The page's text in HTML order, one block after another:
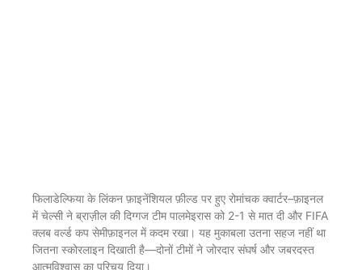
फिलाडेल्फिया के लिंकन फ़ाइनेंशियल फ़ील्ड पर हुए रोमांचक क्वार्टर–फ़ाइनल
में चेल्सी ने ब्राज़ील की दिग्गज टीम पालमेइरास को 2-1 से मात दी और FIFA
क्लब वर्ल्ड कप सेमीफ़ाइनल में कदम रखा। यह मुकाबला उतना सहज नहीं था
जितना स्कोरलाइन दिखाती है—दोनों टीमों ने जोरदार संघर्ष और जबरदस्त
आत्मविश्वास का परिचय दिया।